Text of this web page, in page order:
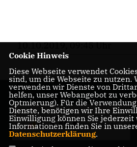
10.10.2019, 09:45 Uhr
Cookie Hinweis
Diese Webseite verwendet
sind, um die Webseite zu nutzen.
verwenden wir Dienste von
helfen, unser Webangebot zu
Optmierung). Für die
Dienste, benötigen wir Ihre
Einwilligung können Sie jederzeit
Informationen finden Sie in
Datenschutzerklärung.